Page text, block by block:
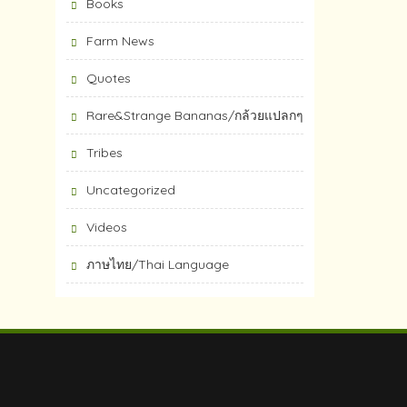
Books
Farm News
Quotes
Rare&Strange Bananas/กล้วยแปลกๆ
Tribes
Uncategorized
Videos
ภาษไทย/Thai Language